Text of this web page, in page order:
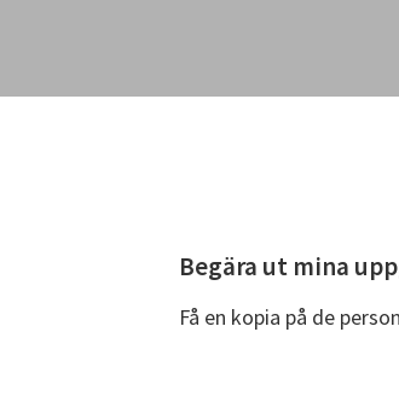
Begära ut mina
Få en kopia på de